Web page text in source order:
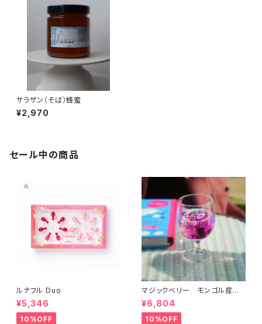
サラザン（そば）蜂蜜
¥2,970
セール中の商品
ルナフル Duo
¥5,346
10%OFF
マジックベリー モンゴル産
黒クコ 定期便
¥6,804
10%OFF